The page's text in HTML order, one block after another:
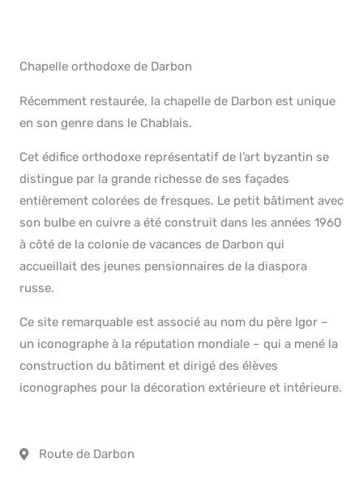
Chapelle orthodoxe de Darbon
Récemment restaurée, la chapelle de Darbon est unique
en son genre dans le Chablais.
Cet édifice orthodoxe représentatif de l’art byzantin se
distingue par la grande richesse de ses façades
entièrement colorées de fresques. Le petit bâtiment avec
son bulbe en cuivre a été construit dans les années 1960
à côté de la colonie de vacances de Darbon qui
accueillait des jeunes pensionnaires de la diaspora
russe.
Ce site remarquable est associé au nom du père Igor –
un iconographe à la réputation mondiale – qui a mené la
construction du bâtiment et dirigé des élèves
iconographes pour la décoration extérieure et intérieure.
Route de Darbon